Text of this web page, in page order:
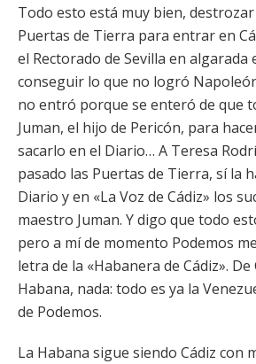
Todo esto está muy bien,
Puertas de Tierra para entrar en
el Rectorado de Sevilla en algarada
conseguir lo que no logró
no entró porque se enteró de que
Juman, el hijo de Pericón, para
sacarlo en el Diario… A Teresa
pasado las Puertas de Tierra, sí la
Diario y en «La Voz de Cádiz» los
maestro Juman. Y digo que todo
pero a mí de momento Podemos
letra de la «Habanera de Cádiz». De
Habana, nada: todo es ya la
de Podemos.
La Habana sigue siendo Cádiz con